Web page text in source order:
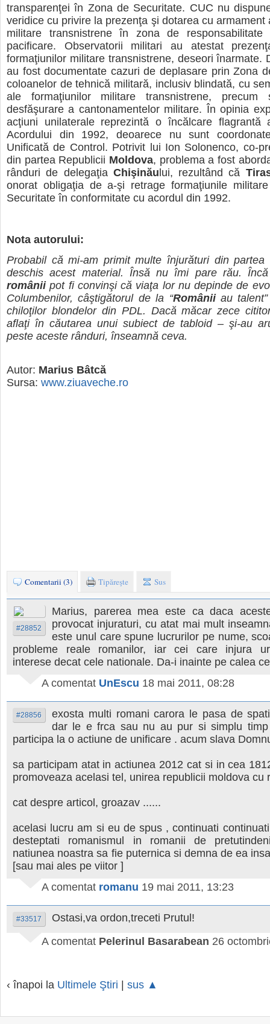
transparenţei în Zona de Securitate. CUC nu
veridice cu privire la prezenţa şi dotarea cu armament
militare transnistrene în zona de
pacificare. Observatorii militari au atestat
formaţiunilor militare transnistrene, deseori înarmate.
au fost documentate cazuri de deplasare prin Zona
coloanelor de tehnică militară, inclusiv blindată, cu
ale formaţiunilor militare transnistrene,
desfăşurare a cantonamentelor militare. În opinia
acţiuni unilaterale reprezintă o încălcare flagrantă
Acordului din 1992, deoarece nu sunt
Unificată de Control. Potrivit lui Ion Solonenco, co-
din partea Republicii Moldova, problema a fost
rânduri de delegaţia Chişinău lui, rezultând că
onorat obligaţia de a-şi retrage formaţiunile
Securitate în conformitate cu acordul din 1992.
Nota autorului:
Probabil că mi-am primit multe înjurături din
deschis acest material. Însă nu îmi pare rău.
româniipot fi convinşi că viaţa lor nu depinde de
Columbenilor, câştigătorul de la “Româniiau talent”
chiloţilor blondelor din PDL. Dacă măcar zece
aflaţi în căutarea unui subiect de tabloid – şi-au
peste aceste rânduri, înseamnă ceva.
Autor: Marius Bâtcă
Sursa: www.ziuaveche.ro
Comentarii (3) Tipăreşte Sus
#28852
Marius, parerea mea este ca daca
provocat injuraturi, cu atat mai mult
este unul care spune lucrurilor pe nume,
probleme reale romanilor, iar cei care injura
interese decat cele nationale. Da-i inainte pe calea
A comentat UnEscu 18 mai 2011, 08:28
#28856
exosta multi romani carora le pasa de
dar le e frca sau nu au pur si simplu
participa la o actiune de unificare . acum slava
sa participam atat in actiunea 2012 cat si in cea
promoveaza acelasi tel, unirea republicii moldova cu
cat despre articol, groazav ......
acelasi lucru am si eu de spus , continuati
desteptati romanismul in romanii de
natiunea noastra sa fie puternica si demna de ea
[sau mai ales pe viitor ]
A comentat romanu 19 mai 2011, 13:23
#33517
Ostasi,va ordon,treceti Prutul!
A comentat Pelerinul Basarabean 26
‹ înapoi la Ultimele Ştiri | sus ▲